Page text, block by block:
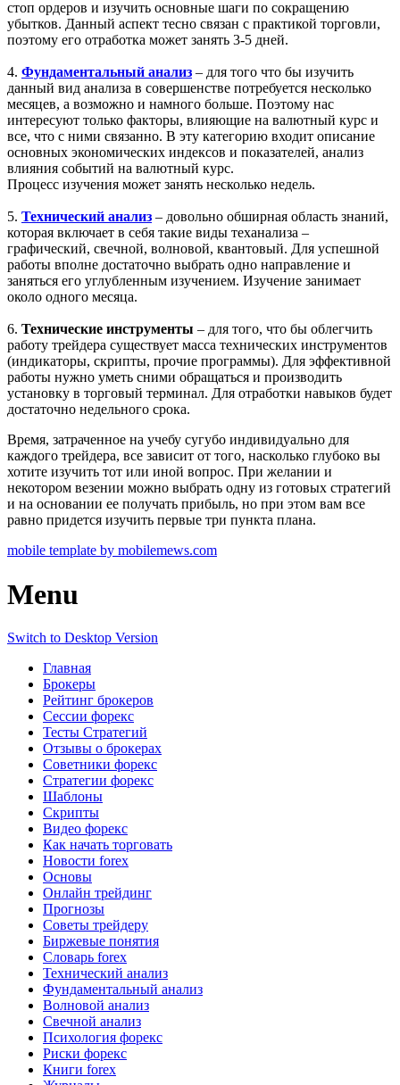
стоп ордеров и изучить основные шаги по сокращению
убытков. Данный аспект тесно связан с практикой торговли,
поэтому его отработка может занять 3-5 дней.
4. Фундаментальный анализ – для того что бы изучить
данный вид анализа в совершенстве потребуется несколько
месяцев, а возможно и намного больше. Поэтому нас
интересуют только факторы, влияющие на валютный курс и
все, что с ними связанно. В эту категорию входит описание
основных экономических индексов и показателей, анализ
влияния событий на валютный курс.
Процесс изучения может занять несколько недель.
5. Технический анализ – довольно обширная область знаний,
которая включает в себя такие виды теханализа –
графический, свечной, волновой, квантовый. Для успешной
работы вполне достаточно выбрать одно направление и
заняться его углубленным изучением. Изучение занимает
около одного месяца.
6. Технические инструменты – для того, что бы облегчить
работу трейдера существует масса технических инструментов
(индикаторы, скрипты, прочие программы). Для эффективной
работы нужно уметь сними обращаться и производить
установку в торговый терминал. Для отработки навыков будет
достаточно недельного срока.
Время, затраченное на учебу сугубо индивидуально для
каждого трейдера, все зависит от того, насколько глубоко вы
хотите изучить тот или иной вопрос. При желании и
некотором везении можно выбрать одну из готовых стратегий
и на основании ее получать прибыль, но при этом вам все
равно придется изучить первые три пункта плана.
mobile template by mobilemews.com
Menu
Switch to Desktop Version
Главная
Брокеры
Рейтинг брокеров
Сессии форекс
Тесты Стратегий
Отзывы о брокерах
Советники форекс
Стратегии форекс
Шаблоны
Скрипты
Видео форекс
Как начать торговать
Новости forex
Основы
Онлайн трейдинг
Прогнозы
Советы трейдеру
Биржевые понятия
Словарь forex
Технический анализ
Фундаментальный анализ
Волновой анализ
Свечной анализ
Психология форекс
Риски форекс
Книги forex